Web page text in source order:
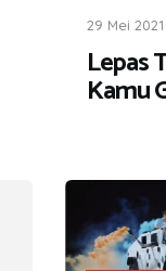
29 Mei 2021
Lepas
Kamu